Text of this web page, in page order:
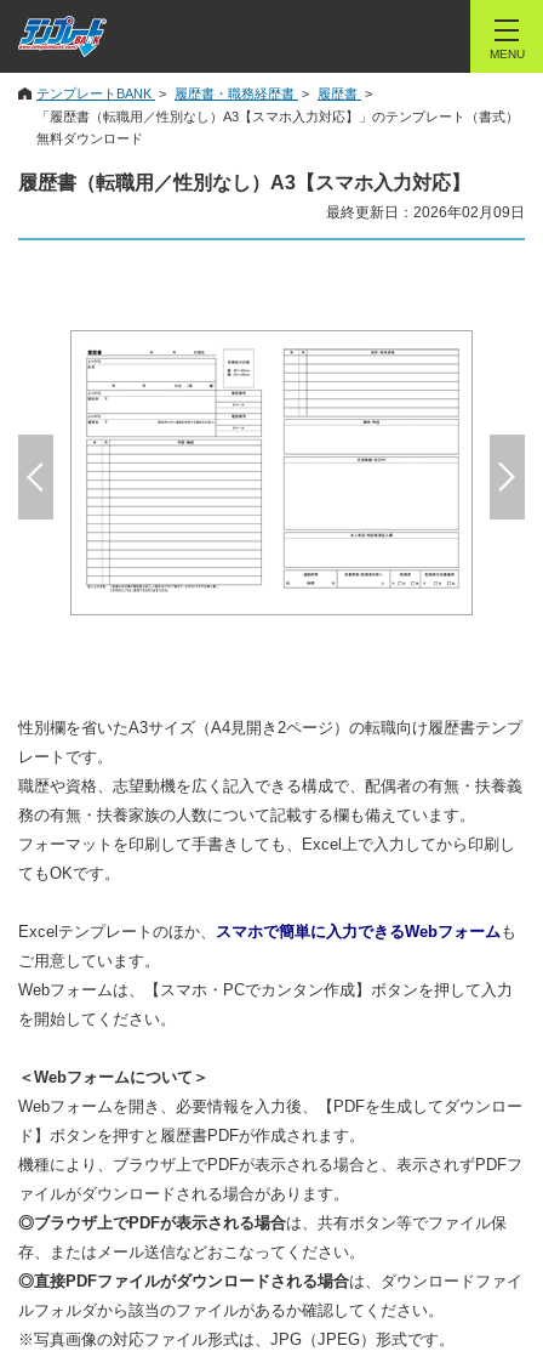
MENU
テンプレートBANK 履歴書・職務経歴書
履歴書
「履歴書（転職用／性別なし）A3【スマホ入力対応】」のテンプレート（書式）
無料ダウンロード
履歴書（転職用／性別なし）A3【スマホ入力対応】
最終更新日：2026年02月09日
性別欄を省いたA3サイズ（A4見開き2ページ）の転職向け履歴書テンプ
レートです。
職歴や資格、志望動機を広く記入できる構成で、配偶者の有無・扶養義
務の有無・扶養家族の人数について記載する欄も備えています。
フォーマットを印刷して手書きしても、Excel上で入力してから印刷し
てもOKです。
Excelテンプレートのほか、 スマホで簡単に入力できるWebフォームも
ご用意しています。
Webフォームは、【スマホ・PCでカンタン作成】ボタンを押して入力
を開始してください。
＜Webフォームについて＞
Webフォームを開き、必要情報を入力後、【PDFを生成してダウンロー
ド】ボタンを押すと履歴書PDFが作成されます。
機種により、ブラウザ上でPDFが表示される場合と、表示されずPDFフ
ァイルがダウンロードされる場合があります。
◎ブラウザ上でPDFが表示される場合は、共有ボタン等でファイル保
存、またはメール送信などおこなってください。
◎直接PDFファイルがダウンロードされる場合は、ダウンロードファイ
ルフォルダから該当のファイルがあるか確認してください。
※写真画像の対応ファイル形式は、JPG（JPEG）形式です。